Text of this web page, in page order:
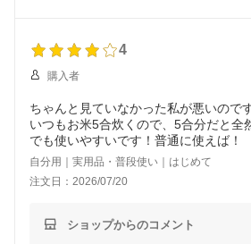
いましたら、どうぞお気軽にお知らせくだ
熱 無臭  番号620
4
購入者
ちゃんと見ていなかった私が悪いので
いつもお米5合炊くので、5合分だと全
でも使いやすいです！普通に使えば！
自分用｜実用品・普段使い｜はじめて
注文日：2026/07/20
ショップからのコメント